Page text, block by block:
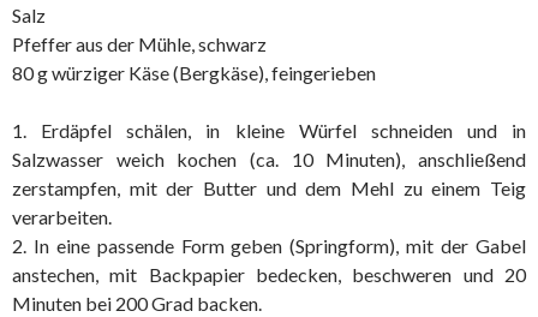
Salz
Pfeffer aus der Mühle, schwarz
80 g würziger Käse (Bergkäse), feingerieben
1. Erdäpfel schälen, in kleine Würfel schneiden und in
Salzwasser weich kochen (ca. 10 Minuten), anschließend
zerstampfen, mit der Butter und dem Mehl zu einem Teig
verarbeiten.
2. In eine passende Form geben (Springform), mit der Gabel
anstechen, mit Backpapier bedecken, beschweren und 20
Minuten bei 200 Grad backen.